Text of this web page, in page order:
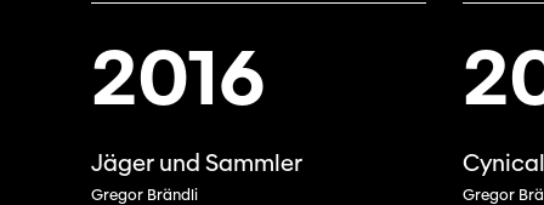
Billets
Offre
2016
Jäger und Sammler
Gregor Brändli Gregor